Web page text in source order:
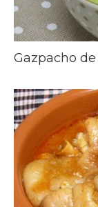
Gazpacho